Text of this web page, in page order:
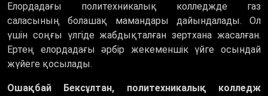
Елордадағы политехникалық колледжде газ
саласының болашақ мамандары дайындалады. Ол
үшін соңғы үлгіде жабдықталған зертхана жасалған.
Ертең елордадағы әрбір жекеменшік үйге осындай
жүйеге қосылады.
Ошақбай Бексұлтан, политехникалық колледж